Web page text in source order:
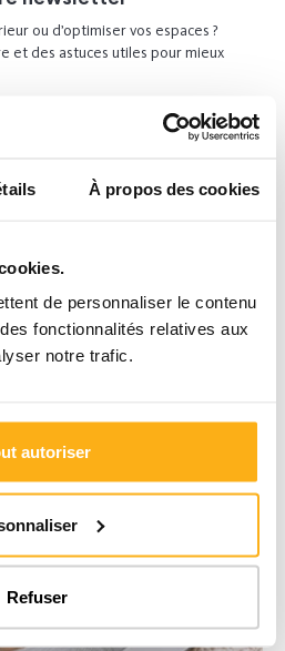
À propos des cookies
de personnaliser le contenu
fonctionnalités relatives aux
notre trafic.
autoriser
Refuser
ou d’optimiser vos espaces ?
et des astuces utiles pour mieux